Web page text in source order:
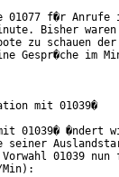
01077 f�r Anrufe
Bisher
zu schauen
Gespr�che im
mit 01039�
01039� �ndert
seiner
01039 nun
Min):